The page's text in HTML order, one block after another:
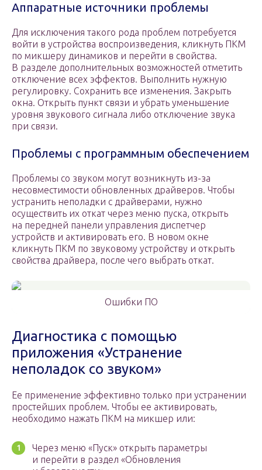
Аппаратные источники проблемы
Для исключения такого рода проблем потребуется
войти в устройства воспроизведения, кликнуть ПКМ
по микшеру динамиков и перейти в свойства.
В разделе дополнительных возможностей отметить
отключение всех эффектов. Выполнить нужную
регулировку. Сохранить все изменения. Закрыть
окна. Открыть пункт связи и убрать уменьшение
уровня звукового сигнала либо отключение звука
при связи.
Проблемы с программным обеспечением
Проблемы со звуком могут возникнуть из-за
несовместимости обновленных драйверов. Чтобы
устранить неполадки с драйверами, нужно
осуществить их откат через меню пуска, открыть
на передней панели управления диспетчер
устройств и активировать его. В новом окне
кликнуть ПКМ по звуковому устройству и открыть
свойства драйвера, после чего выбрать откат.
Ошибки ПО
Диагностика с помощью
приложения «Устранение
неполадок со звуком»
Ее применение эффективно только при устранении
простейших проблем. Чтобы ее активировать,
необходимо нажать ПКМ на микшер или:
Через меню «Пуск» открыть параметры
и перейти в раздел «Обновления